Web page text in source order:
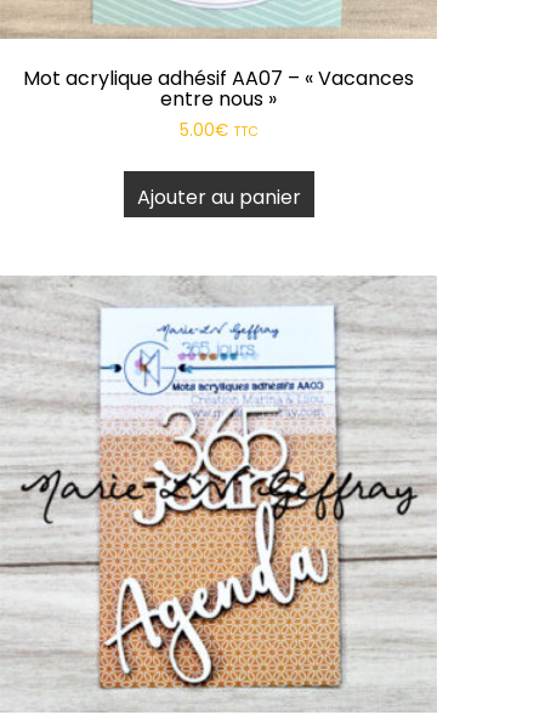
Mot acrylique adhésif AA07 – « Vacances
entre nous »
5.00€ TTC
Ajouter au panier